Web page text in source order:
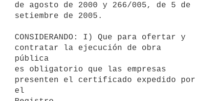
de agosto de 2000 y 266/005, de 5 de
setiembre de 2005.
CONSIDERANDO: I) Que para ofertar y
contratar la ejecución de obra
pública
es obligatorio que las empresas
presenten el certificado expedido por
el